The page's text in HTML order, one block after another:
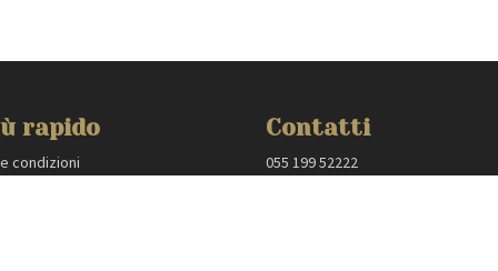
rapido
condizioni
Contatti
055 199 52222